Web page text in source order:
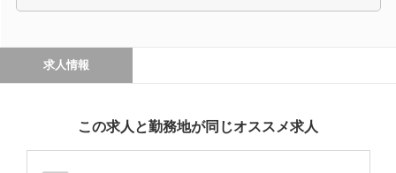
求人情報
この求人と勤務地が同じオススメ求人